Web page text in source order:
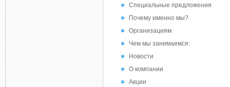
Специальные предложения
Почему именно мы?
Организациям
Чем мы занимаемся:
Новости
О компании
Акции